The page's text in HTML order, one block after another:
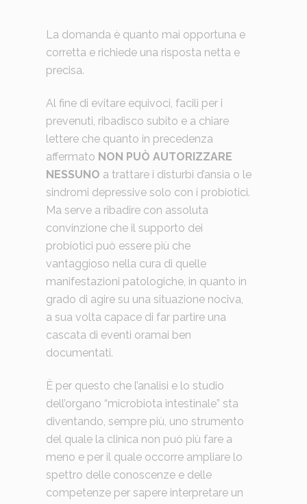
La domanda è quanto mai opportuna e
corretta e richiede una risposta netta e
precisa.
Al fine di evitare equivoci, facili per i
prevenuti, ribadisco subito e a chiare
lettere che quanto in precedenza
affermato NON PUÒ AUTORIZZARE
NESSUNO a trattare i disturbi d’ansia o le
sindromi depressive solo con i probiotici.
Ma serve a ribadire con assoluta
convinzione che il supporto dei
probiotici può essere più che
vantaggioso nella cura di quelle
manifestazioni patologiche, in quanto in
grado di agire su una situazione nociva,
a sua volta capace di far partire una
cascata di eventi oramai ben
documentati.
È per questo che l’analisi e lo studio
dell’organo “microbiota intestinale” sta
diventando, sempre più, uno strumento
del quale la clinica non può più fare a
meno e per il quale occorre ampliare lo
spettro delle conoscenze e delle
competenze per sapere interpretare un